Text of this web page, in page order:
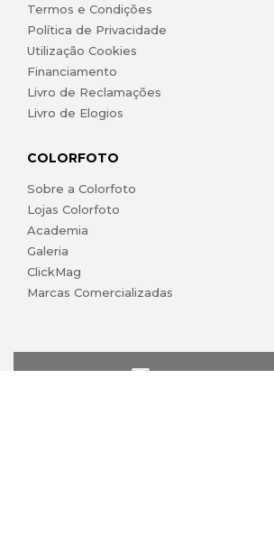
Termos e Condições
Política de Privacidade
Utilização Cookies
Financiamento
Livro de Reclamações
Livro de Elogios
COLORFOTO
Sobre a Colorfoto
Lojas Colorfoto
Academia
Galeria
ClickMag
Marcas Comercializadas
lojaonline@colorfoto.pt